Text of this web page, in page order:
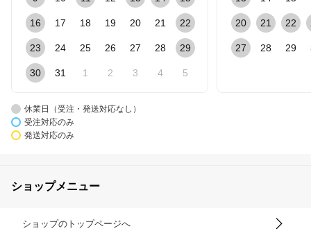
16 17 18 19 20 21 22
23 24 25 26 27 28 29
30 31 1 2 3 4 5
20 21 22
27 28 29
休業日（受注・発送対応なし）
受注対応のみ
発送対応のみ
ショップメニュー
ショップのトップページへ